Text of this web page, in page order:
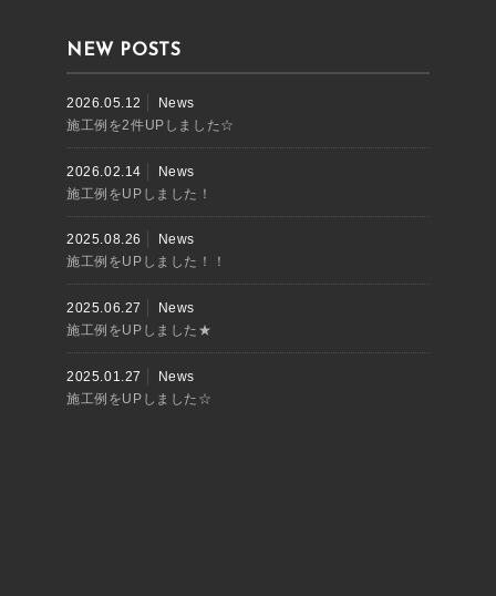
NEW POSTS
2026.05.12
News
施工例を2件UPしました☆
2026.02.14
News
施工例をUPしました！
2025.08.26
News
施工例をUPしました！！
2025.06.27
News
施工例をUPしました★
2025.01.27
News
施工例をUPしました☆